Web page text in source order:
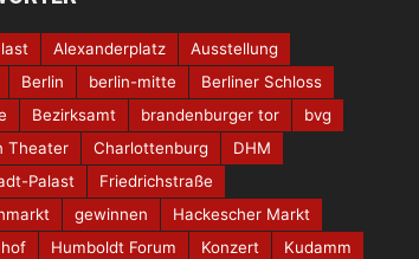
Alexanderplatz
Ausstellung
Berlin berlin-mitte
Berliner Schloss
Bezirksamt brandenburger tor
bvg
Theater
Charlottenburg
DHM
Palast
Friedrichstraße
gewinnen
Hackescher Markt
Humboldt Forum Konzert
Kudamm